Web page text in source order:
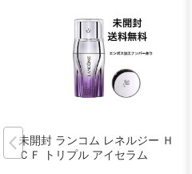
未開封 ランコム レネルジー Ｈ
ＣＦ トリプル アイセラム